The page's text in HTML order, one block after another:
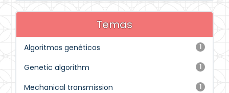
Temas
1
Algoritmos genéticos
1
Genetic algorithm
1
Mechanical transmission